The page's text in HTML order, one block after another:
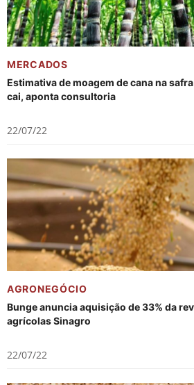
MERCADOS
Estimativa de moagem de cana na
cai, aponta consultoria
22/07/22
AGRONEGÓCIO
Bunge anuncia aquisição de 33% da
agrícolas Sinagro
22/07/22